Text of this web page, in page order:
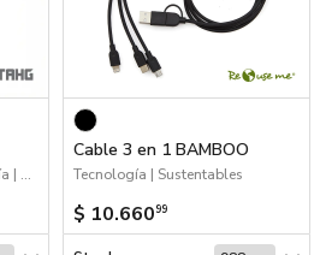
2026 Novedades | Tecnología | 2026 Día de la Niñez
Cable 3 en 1 BAMBOO
Tecnología | Sustentables
$ 10.66099